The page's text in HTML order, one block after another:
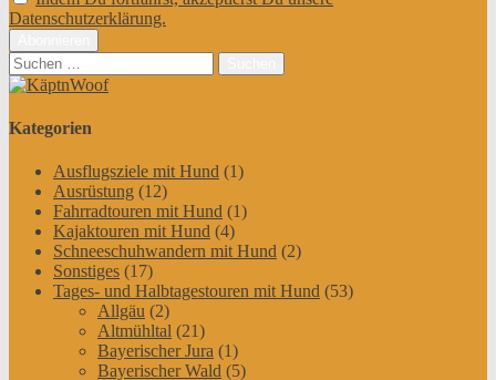
Datenschutzerklärung.
Suchen
nach:
Kategorien
Ausflugsziele mit Hund (1)
Ausrüstung (12)
Fahrradtouren mit Hund (1)
Kajaktouren mit Hund (4)
Schneeschuhwandern mit Hund (2)
Sonstiges (17)
Tages- und Halbtagestouren mit Hund (53)
Allgäu (2)
Altmühltal (21)
Bayerischer Jura (1)
Bayerischer Wald (5)